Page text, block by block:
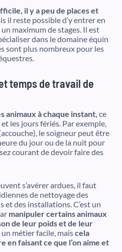
il y a peu de places et
il reste possible d’y entrer en
maximum de stages. Il est
dans le domaine équin
sont plus nombreux pour les
temps de travail de
animaux à chaque instant, ce
les jours fériés. Par exemple,
le soigneur peut être
du jour ou de la nuit pour
courant de devoir faire des
s’avérer ardues, il faut
de nettoyage des
et des installations. C’est un
manipuler certains animaux
de leur poids et de leur
métier facile, maiscela
en faisant ce que l’on aime et